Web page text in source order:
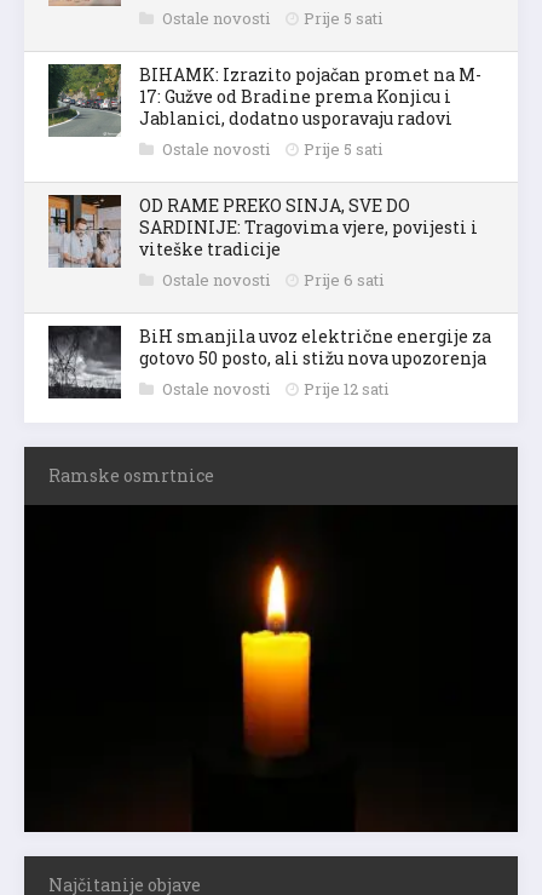
Ostale novosti Prije 5 sati
BIHAMK: Izrazito pojačan promet na M-
17: Gužve od Bradine prema Konjicu i
Jablanici, dodatno usporavaju radovi
Ostale novosti Prije 5 sati
OD RAME PREKO SINJA, SVE DO
SARDINIJE: Tragovima vjere, povijesti i
viteške tradicije
Ostale novosti Prije 6 sati
BiH smanjila uvoz električne energije za
gotovo 50 posto, ali stižu nova upozorenja
Ostale novosti Prije 12 sati
Ramske osmrtnice
Najčitanije objave